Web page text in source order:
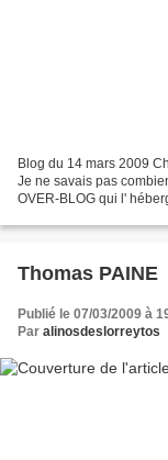
Blog du 14 mars 2009
Je ne savais pas
OVER-BLOG qui l'
Thomas PAINE
Publié le 07/03/2009 à
Par alinosdeslorreytos